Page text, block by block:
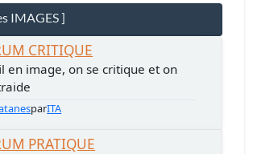
IMAGES ]
CRITIQUE
en image, on se critique et on
parITA
PRATIQUE